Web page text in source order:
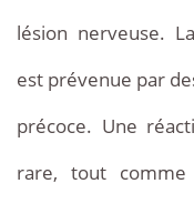
lésion nerveuse.
est prévenue par
précoce. Une
rare, tout